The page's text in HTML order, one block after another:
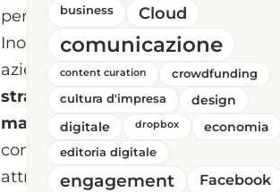
persone: ituristi 2.0.
Inoltre vedremo come le
aziende, grazie a
strategie di social media
marketingad hoc,
comunicano con loro e li
attraggono presso le
business Cloud
comunicazione
content curation
crowdfunding
cultura d'impresa
design
digitale
dropbox economia
editoria digitale
engagement Facebook